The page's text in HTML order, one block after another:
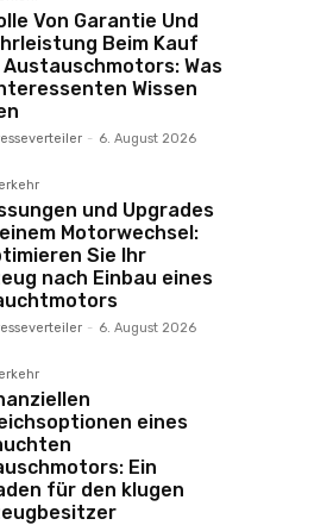
Von Garantie Und
Beim Kauf
Austauschmotors: Was
Wissen
- 6. August 2026
und Upgrades
Motorwechsel:
Sie Ihr
nach Einbau eines
- 6. August 2026
eines
Ein
für den klugen